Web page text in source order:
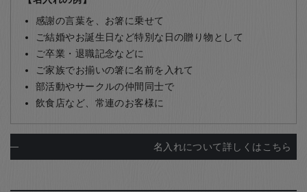
感謝の言葉を、お箸に乗せて
ご結婚やお誕生日など特別な日の贈り物として
ご卒業・退職記念などに
ご家族でお揃いの箸に名前を入れて
部活動やサークルの仲間同士で
飲食店など、常連のお客様に
名入れについて詳しくはこちら